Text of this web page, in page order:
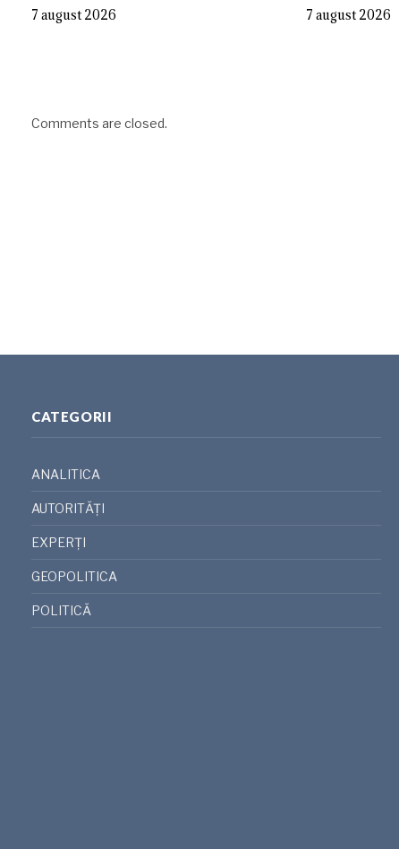
7 august 2026 7 august 2026
Comments are closed.
CATEGORII
ANALITICA
AUTORITĂȚI
EXPERȚI
GEOPOLITICA
POLITICĂ